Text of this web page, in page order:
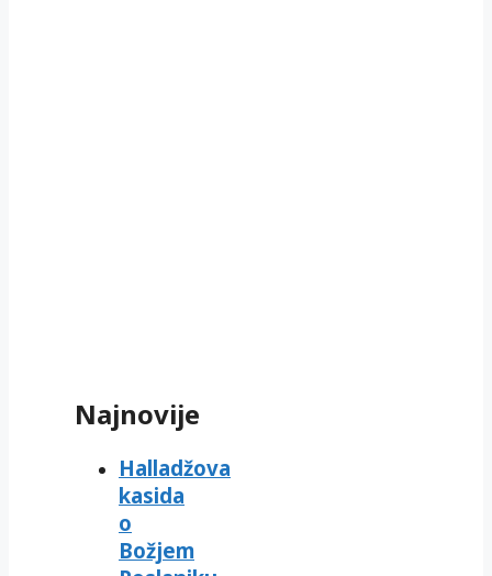
Najnovije
Halladžova
kasida
o
Božjem